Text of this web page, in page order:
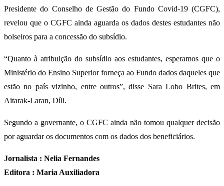
Presidente do Conselho de Gestão do Fundo Covid-19 (CGFC),
revelou que o CGFC ainda aguarda os dados destes estudantes não
bolseiros para a concessão do subsídio.
“Quanto à atribuição do subsídio aos estudantes, esperamos que o
Ministério do Ensino Superior forneça ao Fundo dados daqueles que
estão no país vizinho, entre outros”, disse Sara Lobo Brites, em
Aitarak-Laran, Díli.
Segundo a governante, o CGFC ainda não tomou qualquer decisão
por aguardar os documentos com os dados dos beneficiários.
Jornalista : Nelia Fernandes
Editora : Maria Auxiliadora